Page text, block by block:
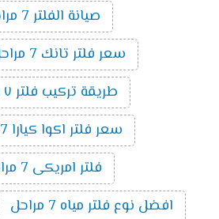
صيانة الفلتر 7 مراحل
سعر فلتر تانك 7 مراحل 2018
طريقة تركيب فلتر ٧ مراحل
سعر فلتر اكوا كيارا 7 مراحل
فلتر امريكى 7 مراحل
افضل نوع فلتر مياه 7 مراحل